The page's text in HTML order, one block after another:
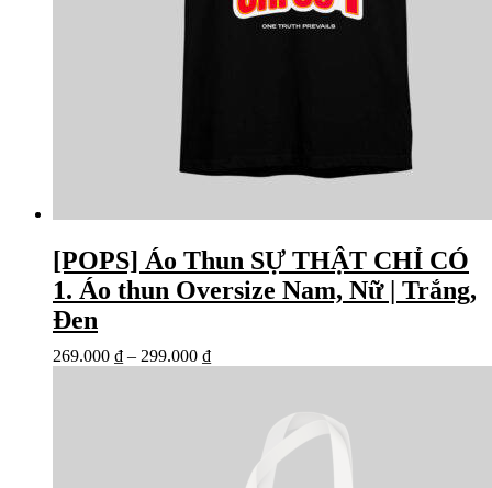
[POPS] Áo Thun SỰ THẬT CHỈ CÓ
1. Áo thun Oversize Nam, Nữ | Trắng,
Đen
269.000 ₫ – 299.000 ₫